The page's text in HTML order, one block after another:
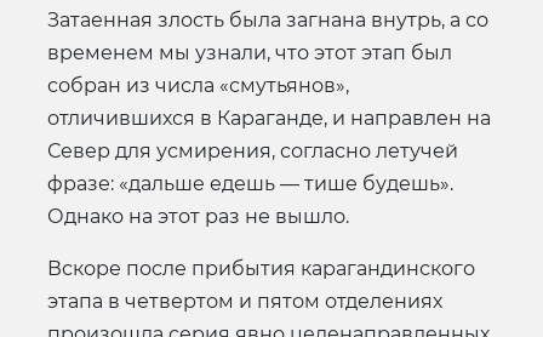
Затаенная злость была загнана внутрь, а со
временем мы узнали, что этот этап был
собран из числа «смутьянов»,
отличившихся в Караганде, и направлен на
Север для усмирения, согласно летучей
фразе: «дальше едешь — тише будешь».
Однако на этот раз не вышло.
Вскоре после прибытия карагандинского
этапа в четвертом и пятом отделениях